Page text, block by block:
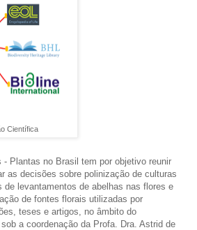
Científica
Plantas no Brasil tem por objetivo reunir
as decisões sobre polinização de culturas
levantamentos de abelhas nas flores e
de fontes florais utilizadas por
teses e artigos, no âmbito do
a coordenação da Profa. Dra. Astrid de